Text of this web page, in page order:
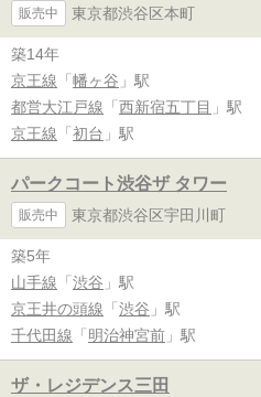
販売中 東京都渋谷区本町
築14年
京王線 「 幡ヶ谷 」駅
都営大江戸線 「 西新宿五丁目 」駅
京王線 「 初台 」駅
パークコート渋谷ザ タワー
販売中 東京都渋谷区宇田川町
築5年
山手線 「 渋谷 」駅
京王井の頭線 「 渋谷 」駅
千代田線 「 明治神宮前 」駅
ザ・レジデンス三田